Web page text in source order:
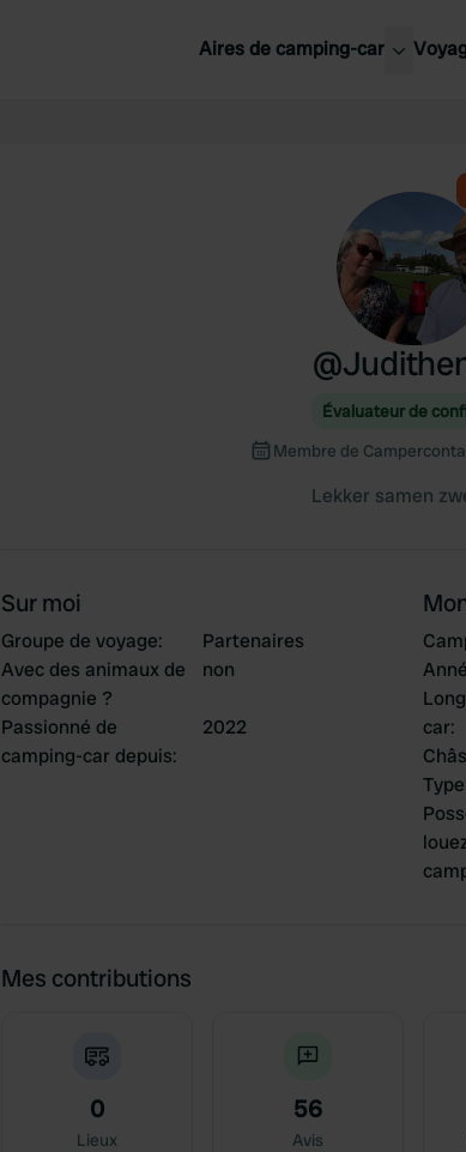
Aires de camping-car
@
Évaluateur de
Membre de
Lekker samen
Sur moi
Groupe de voyage:
Partenaires
Avec des animaux de
compagnie ?
non
Passionné de
camping-car depuis:
2022
car:
Mes contributions
0
Lieux
56
Avis